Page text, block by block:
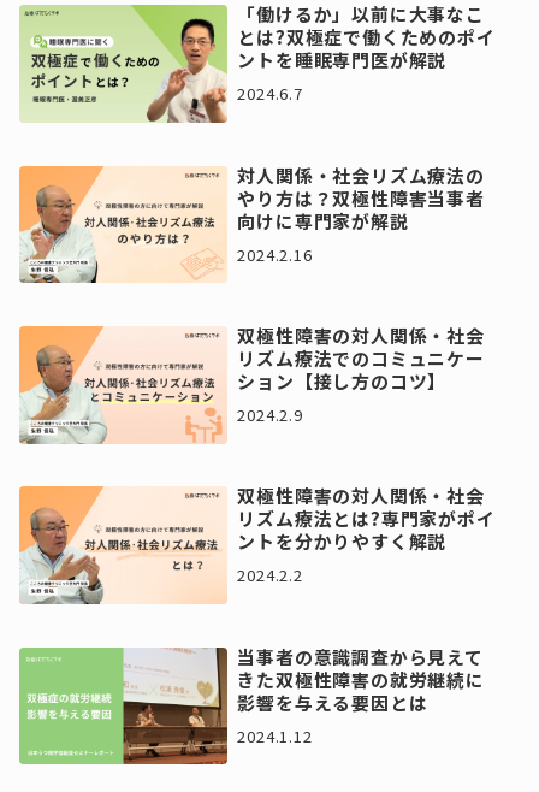
「働けるか」以前に大事なこ
とは?双極症で働くためのポイ
ントを睡眠専門医が解説
2024.6.7
対人関係・社会リズム療法の
やり方は？双極性障害当事者
向けに専門家が解説
2024.2.16
双極性障害の対人関係・社会
リズム療法でのコミュニケー
ション【接し方のコツ】
2024.2.9
双極性障害の対人関係・社会
リズム療法とは?専門家がポイ
ントを分かりやすく解説
2024.2.2
当事者の意識調査から見えて
きた双極性障害の就労継続に
影響を与える要因とは
2024.1.12